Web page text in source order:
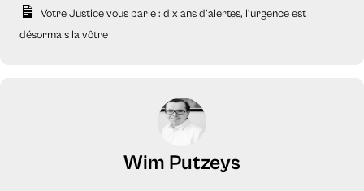
Votre Justice vous parle : dix ans d’alertes, l’urgence est
désormais la vôtre
Wim Putzeys